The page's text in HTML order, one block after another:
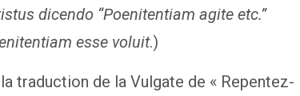
dicendo “Poenitentiam agite etc.”
esse voluit.)
traduction de la Vulgate de « Repentez-